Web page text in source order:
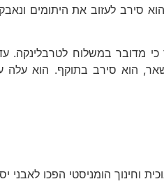
סירב לעזוב את היתומים
הוא סירב בתוקף. הוא עלה
וחינוך הומניסטי הפכו לאבני